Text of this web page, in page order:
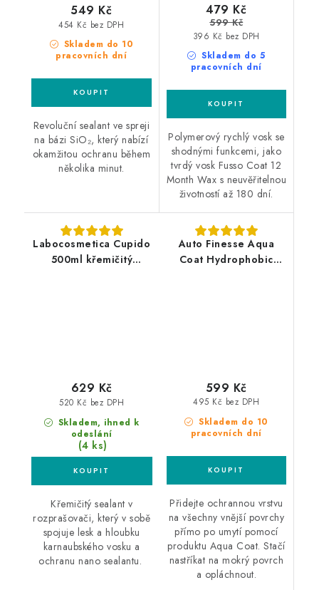
Skladem do 10
pracovních dní
454 Kč bez DPH
549 Kč
Revoluční sealant ve spreji
na bázi SiO₂, který nabízí
okamžitou ochranu během
několika minut.
Skladem do 5
pracovních dní
396 Kč bez DPH
479 Kč
599 Kč
Polymerový rychlý vosk se
shodnými funkcemi, jako
tvrdý vosk Fusso Coat 12
Month Wax s neuvěřitelnou
životností až 180 dní.
Labocosmetica Cupido
500ml křemičitý
Skladem, ihned k
odeslání
(4 ks)
520 Kč bez DPH
629 Kč
Křemičitý sealant v
rozprašovači, který v sobě
spojuje lesk a hloubku
karnaubského vosku a
ochranu nano sealantu.
Auto Finesse Aqua
Coat Hydrophobic
Skladem do 10
pracovních dní
495 Kč bez DPH
599 Kč
Přidejte ochrannou vrstvu
na všechny vnější povrchy
přímo po umytí pomocí
produktu Aqua Coat. Stačí
nastříkat na mokrý povrch
a opláchnout.